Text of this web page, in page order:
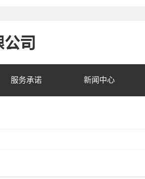
服务承诺 新闻中心